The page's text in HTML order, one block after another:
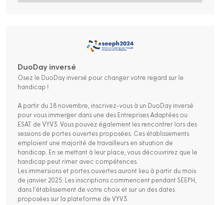
DuoDay inversé
Osez le DuoDay inversé pour changer votre regard sur le
handicap !
A partir du 18 novembre, inscrivez-vous à un DuoDay inversé
pour vous immerger dans une des Entreprises Adaptées ou
ESAT de VYV3. Vous pouvez également les rencontrer lors des
sessions de portes ouvertes proposées. Ces établissements
emploient une majorité de travailleurs en situation de
handicap. En se mettant à leur place, vous découvrirez que le
handicap peut rimer avec compétences.
Les immersions et portes ouvertes auront lieu à partir du mois
de janvier 2025. Les inscriptions commencent pendant SEEPH,
dans l’établissement de votre choix et sur un des dates
proposées sur la plateforme de VYV3.